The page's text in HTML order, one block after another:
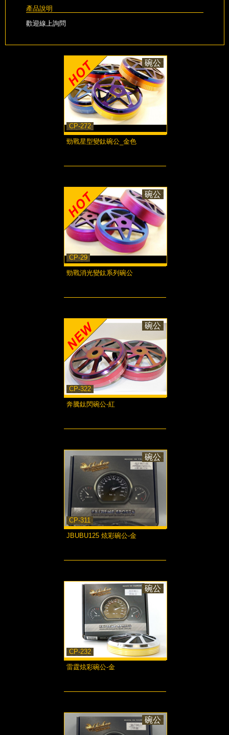
產品說明
歡迎線上詢問
CP-272
碗公
勁戰星型變鈦碗公_金色
CP-29
碗公
勁戰消光變鈦系列碗公
CP-322
碗公
奔騰鈦閃碗公-紅
CP-311
碗公
JBUBU125 炫彩碗公-金
CP-232
碗公
雷霆炫彩碗公-金
碗公